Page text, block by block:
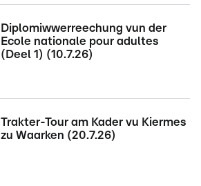
Diplomiwwerreechung vun der
Ecole nationale pour adultes
(Deel 1) (10.7.26)
Trakter-Tour am Kader vu Kiermes
zu Waarken (20.7.26)